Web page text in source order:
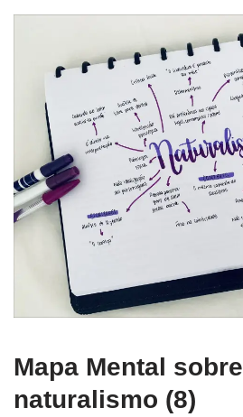
Mapa Mental sobre
naturalismo (8)